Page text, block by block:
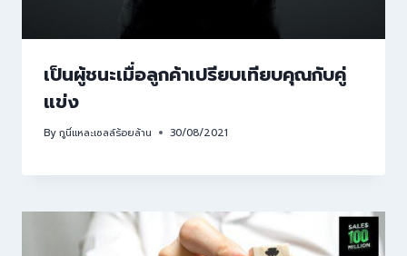
เป็นผู้ชนะเมื่อลูกค้าเปรียบเทียบคุณกับคู่
แข่ง
Byกูนี่แหละเซลล์ร้อยล้าน 30/08/2021